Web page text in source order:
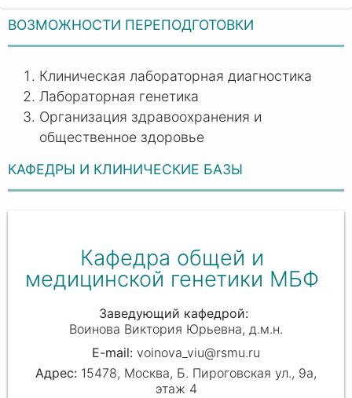
ВОЗМОЖНОСТИ ПЕРЕПОДГОТОВКИ
Клиническая лабораторная диагностика
Лабораторная генетика
Организация здравоохранения и
общественное здоровье
КАФЕДРЫ И КЛИНИЧЕСКИЕ БАЗЫ
Кафедра общей и
медицинской генетики МБФ
Заведующий кафедрой
Воинова Виктория Юрьевна д.м.н.
voinova_viu@rsmu.ru
15478, Москва, Б. Пироговская ул., 9а,
этаж 4